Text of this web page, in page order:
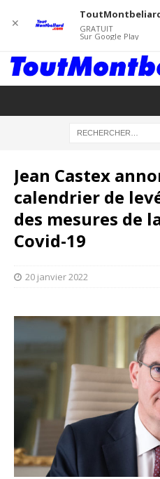
Jean Castex
calendrier de
des mesures de
Covid-19
20 janvier 2022
✕ GRATUIT
Sur Google Play